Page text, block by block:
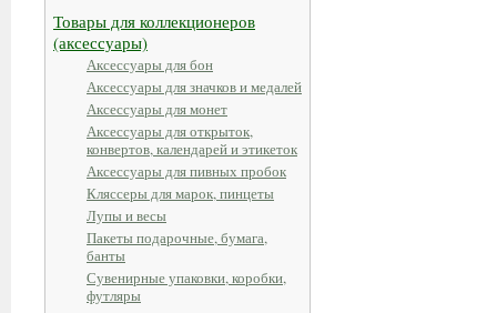
Товары для коллекционеров
(аксессуары)
Аксессуары для бон
Аксессуары для значков и медалей
Аксессуары для монет
Аксессуары для открыток,
конвертов, календарей и этикеток
Аксессуары для пивных пробок
Кляссеры для марок, пинцеты
Лупы и весы
Пакеты подарочные, бумага,
банты
Сувенирные упаковки, коробки,
футляры